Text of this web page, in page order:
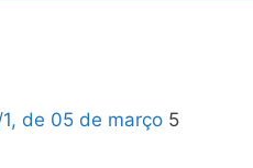
de 05 de março 5